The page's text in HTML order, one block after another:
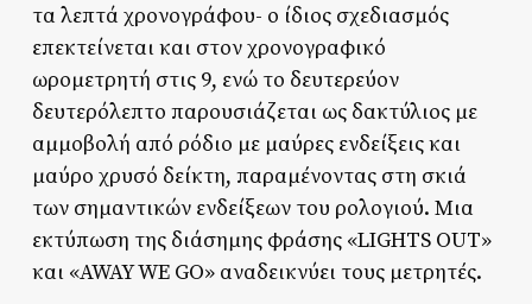
τα λεπτά χρονογράφου- ο ίδιος σχεδιασμός
επεκτείνεται και στον χρονογραφικό
ωρομετρητή στις 9, ενώ το δευτερεύον
δευτερόλεπτο παρουσιάζεται ως δακτύλιος με
αμμοβολή από ρόδιο με μαύρες ενδείξεις και
μαύρο χρυσό δείκτη, παραμένοντας στη σκιά
των σημαντικών ενδείξεων του ρολογιού. Μια
εκτύπωση της διάσημης φράσης «LIGHTS OUT»
και «AWAY WE GO» αναδεικνύει τους μετρητές.